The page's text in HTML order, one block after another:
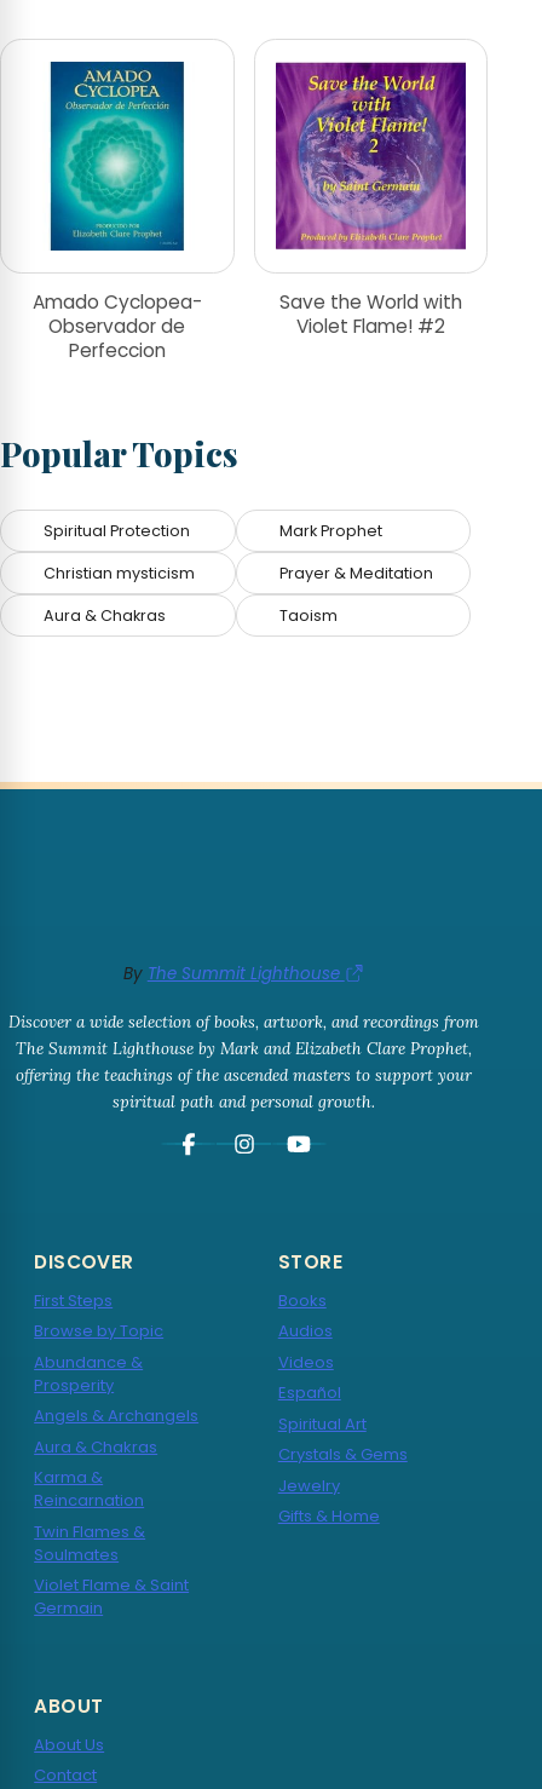
Amado Cyclopea-
Observador de
Perfeccion
Save the World with
Violet Flame! #2
Popular Topics
Spiritual Protection Mark Prophet
Christian mysticism Prayer & Meditation
Aura & Chakras Taoism
By The Summit Lighthouse
Discover a wide selection of books, artwork, and recordings from
The Summit Lighthouse by Mark and Elizabeth Clare Prophet,
offering the teachings of the ascended masters to support your
spiritual path and personal growth.
DISCOVER
First Steps
Browse by Topic
Abundance &
Prosperity
Angels & Archangels
Aura & Chakras
Karma &
Reincarnation
Twin Flames &
Soulmates
Violet Flame & Saint
Germain
STORE
Books
Audios
Videos
Español
Spiritual Art
Crystals & Gems
Jewelry
Gifts & Home
ABOUT
About Us
Contact